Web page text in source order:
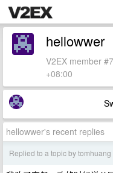
hellowwer
V2EX member
+08:00
hellowwer's recent replies
Replied to a topic by tomhuang